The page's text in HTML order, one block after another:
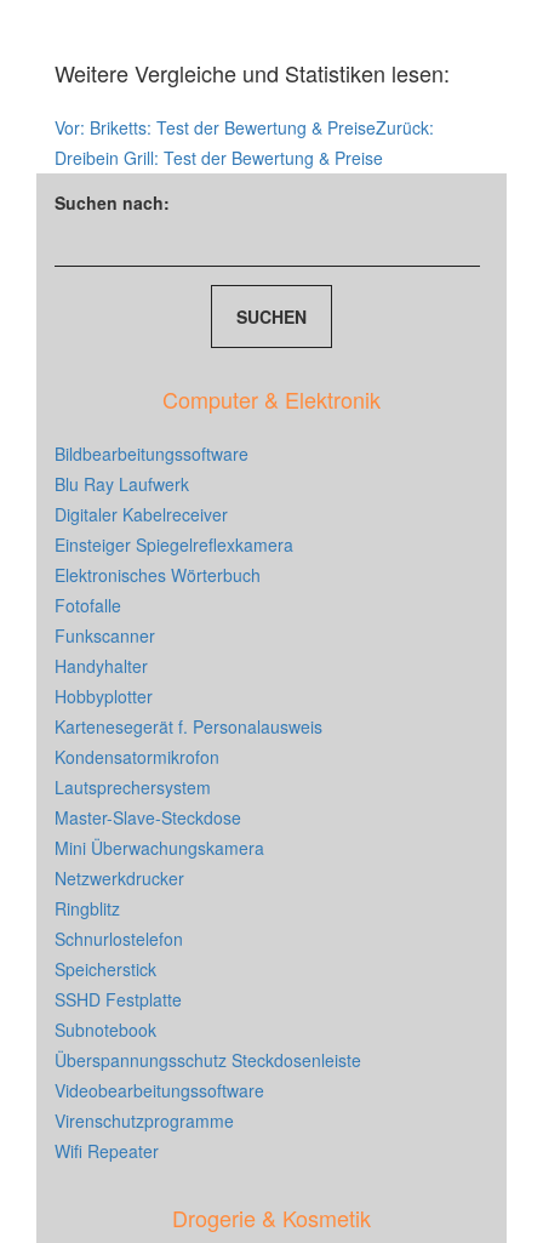
Weitere Vergleiche und Statistiken lesen:
Vor: Briketts: Test der Bewertung & PreiseZurück:
Dreibein Grill: Test der Bewertung & Preise
Suchen nach:
Computer & Elektronik
Bildbearbeitungssoftware
Blu Ray Laufwerk
Digitaler Kabelreceiver
Einsteiger Spiegelreflexkamera
Elektronisches Wörterbuch
Fotofalle
Funkscanner
Handyhalter
Hobbyplotter
Kartenesegerät f. Personalausweis
Kondensatormikrofon
Lautsprechersystem
Master-Slave-Steckdose
Mini Überwachungskamera
Netzwerkdrucker
Ringblitz
Schnurlostelefon
Speicherstick
SSHD Festplatte
Subnotebook
Überspannungsschutz Steckdosenleiste
Videobearbeitungssoftware
Virenschutzprogramme
Wifi Repeater
Drogerie & Kosmetik